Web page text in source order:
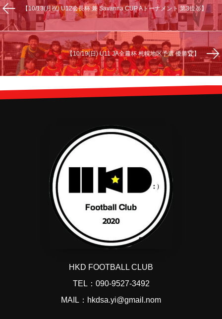
【10/13(月祝) U12会長杯 兼 Savanna CUP Aトーナメント 第3位🥉】
【10/19(日) U11 JA全農杯 札幌地区予選 優勝🏆】
HKD FOOTBALL CLUB
TEL：090-9527-3492
MAIL：hkdsa.yi@gmail.nom